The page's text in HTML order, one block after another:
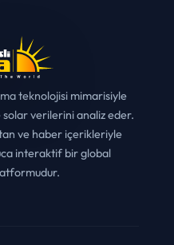
teknolojisi mimarisiyle
verilerini analiz eder.
ve haber içerikleriyle
interaktif bir global